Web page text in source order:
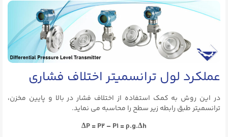
عملکرد لول ترانسمیتر اختلاف فشاری
در این روش به کمک استفاده از اختلاف فشار در بالا و پایین مخزن،
ترانسمیتر طبق رابطه زیر سطح را محاسبه می نماید.
ΔP = P2 – P1 = ρ.g.Δh